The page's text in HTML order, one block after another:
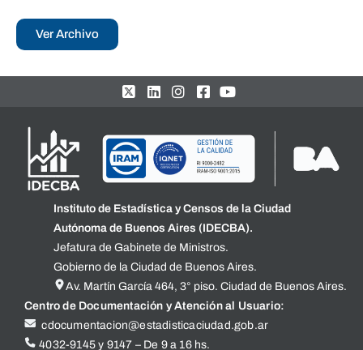
Ver Archivo
Instituto de Estadística y Censos de la Ciudad
Autónoma de Buenos Aires (IDECBA).
Jefatura de Gabinete de Ministros.
Gobierno de la Ciudad de Buenos Aires.
Av. Martín García 464, 3° piso. Ciudad de Buenos Aires.
Centro de Documentación y Atención al Usuario:
cdocumentacion@estadisticaciudad.gob.ar
4032-9145 y 9147 – De 9 a 16 hs.